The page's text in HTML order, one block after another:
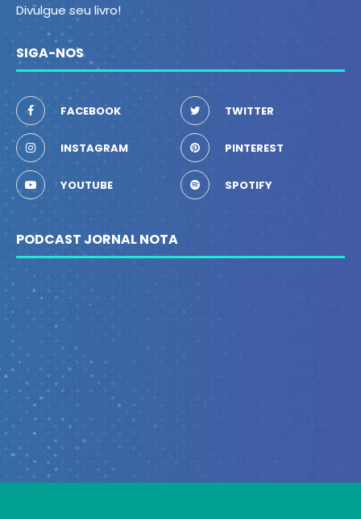
Divulgue seu livro!
SIGA-NOS
FACEBOOK TWITTER
INSTAGRAM PINTEREST
YOUTUBE SPOTIFY
PODCAST JORNAL NOTA